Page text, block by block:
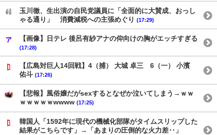
玉川徹、生出演の自民党議員に「全面的に大賛成、おっし
ゃる通り」 消費減税への主張めぐり (17:29)
【画像】日テレ 後呂有紗アナの仰向けの胸がエッチすぎる
(17:28)
【広島対巨人14回戦】4（捕） 大城 卓三 6（一） 小濱
佑斗 (17:26)
【悲報】風俗嬢だがsexするとなぜか泣いてしまう→ｗｗ
ｗｗｗｗｗwwww (17:25)
韓国人「1592年に現代の機械化部隊がタイムスリップした
結果がこちらです」→「あまりの圧倒的な火力差‥」